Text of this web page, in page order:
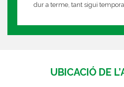
dur a terme, tant sigui
UBICACIÓ DE